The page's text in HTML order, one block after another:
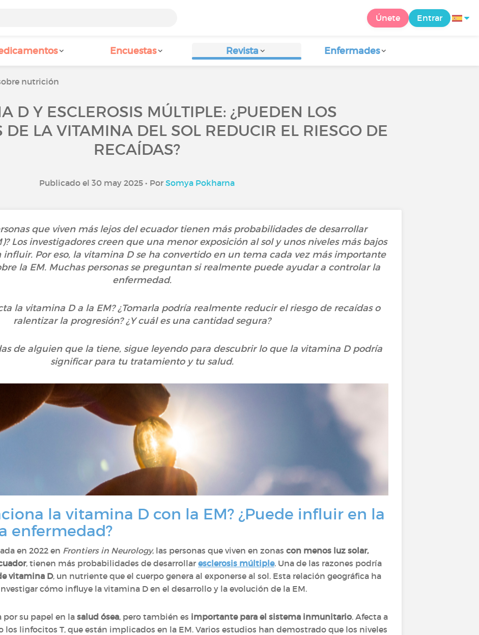
Únete Entrar
Encuestas Revista Enfermades
nutrición
D Y ESCLEROSIS MÚLTIPLE: ¿PUEDEN LOS
DE LA VITAMINA DEL SOL REDUCIR EL RIESGO DE
RECAÍDAS?
Publicado el 30 may 2025 • Por Somya Pokharna
que viven más lejos del ecuador tienen más probabilidades de desarrollar
Los investigadores creen que una menor exposición al sol y unos niveles más bajos
Por eso, la vitamina D se ha convertido en un tema cada vez más importante
la EM. Muchas personas se preguntan si realmente puede ayudar a controlar la
enfermedad.
la vitamina D a la EM? ¿Tomarla podría realmente reducir el riesgo de recaídas o
ralentizar la progresión? ¿Y cuál es una cantidad segura?
de alguien que la tiene, sigue leyendo para descubrir lo que la vitamina D podría
significar para tu tratamiento y tu salud.
la vitamina D con la EM? ¿Puede influir en la
enfermedad?
en 2022 en Frontiers in Neurology, las personas que viven en zonas con menos luz solar,
, tienen más probabilidades de desarrollar esclerosis múltiple. Una de las razones podría
vitamina D, un nutriente que el cuerpo genera al exponerse al sol. Esta relación geográfica ha
cómo influye la vitamina D en el desarrollo y la evolución de la EM.
por su papel en la salud ósea, pero también es importante para el sistema inmunitario. Afecta a
linfocitos T, que están implicados en la EM. Varios estudios han demostrado que los niveles